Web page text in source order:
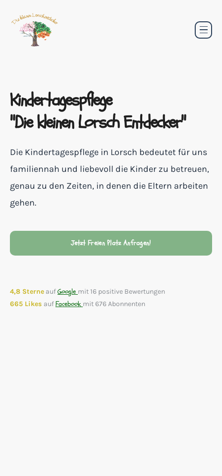
Kindertagespflege
"Die kleinen Lorsch Entdecker"
Die Kindertagespflege in Lorsch bedeutet für uns
familiennah und liebevoll die Kinder zu betreuen,
genau zu den Zeiten, in denen die Eltern arbeiten
gehen.
Jetzt Freien Platz Anfragen!
4,8 Sterne aufGoogle mit 16 positive Bewertungen
665 Likes aufFacebook mit 676 Abonnenten